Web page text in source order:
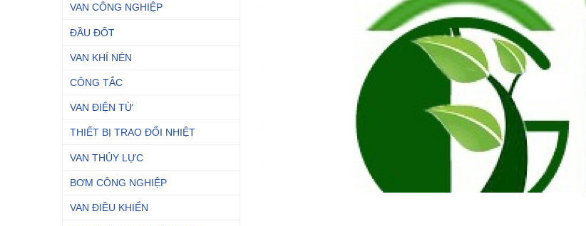
VAN CÔNG NGHIỆP
ĐẦU ĐỐT
VAN KHÍ NÉN
CÔNG TẮC
VAN ĐIỆN TỪ
THIẾT BỊ TRAO ĐỔI NHIỆT
VAN THỦY LỰC
BƠM CÔNG NGHIỆP
VAN ĐIỀU KHIỂN